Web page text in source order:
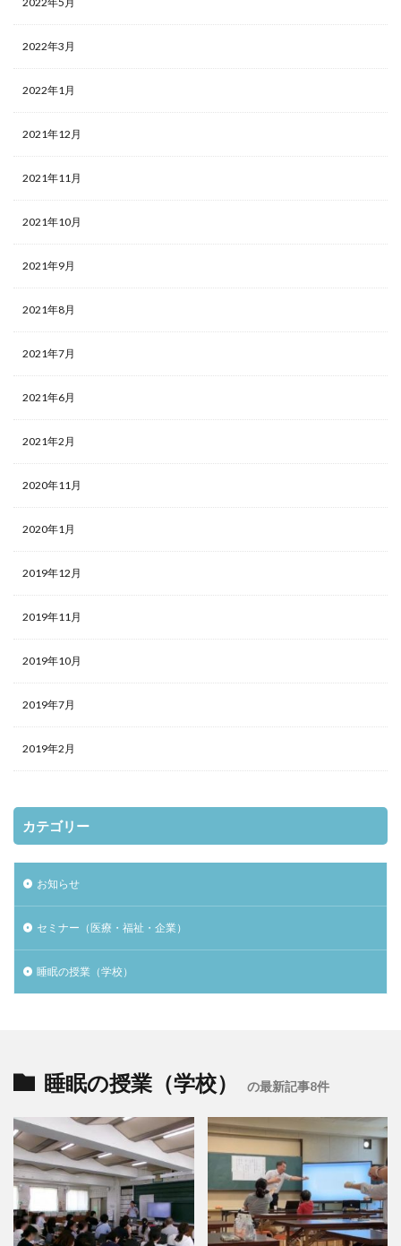
2022年3月
2022年1月
2021年12月
2021年11月
2021年10月
2021年9月
2021年8月
2021年7月
2021年6月
2021年2月
2020年11月
2020年1月
2019年12月
2019年11月
2019年10月
2019年7月
2019年2月
カテゴリー
お知らせ
セミナー（医療・福祉・企業）
睡眠の授業（学校）
睡眠の授業（学校） の最新記事8件